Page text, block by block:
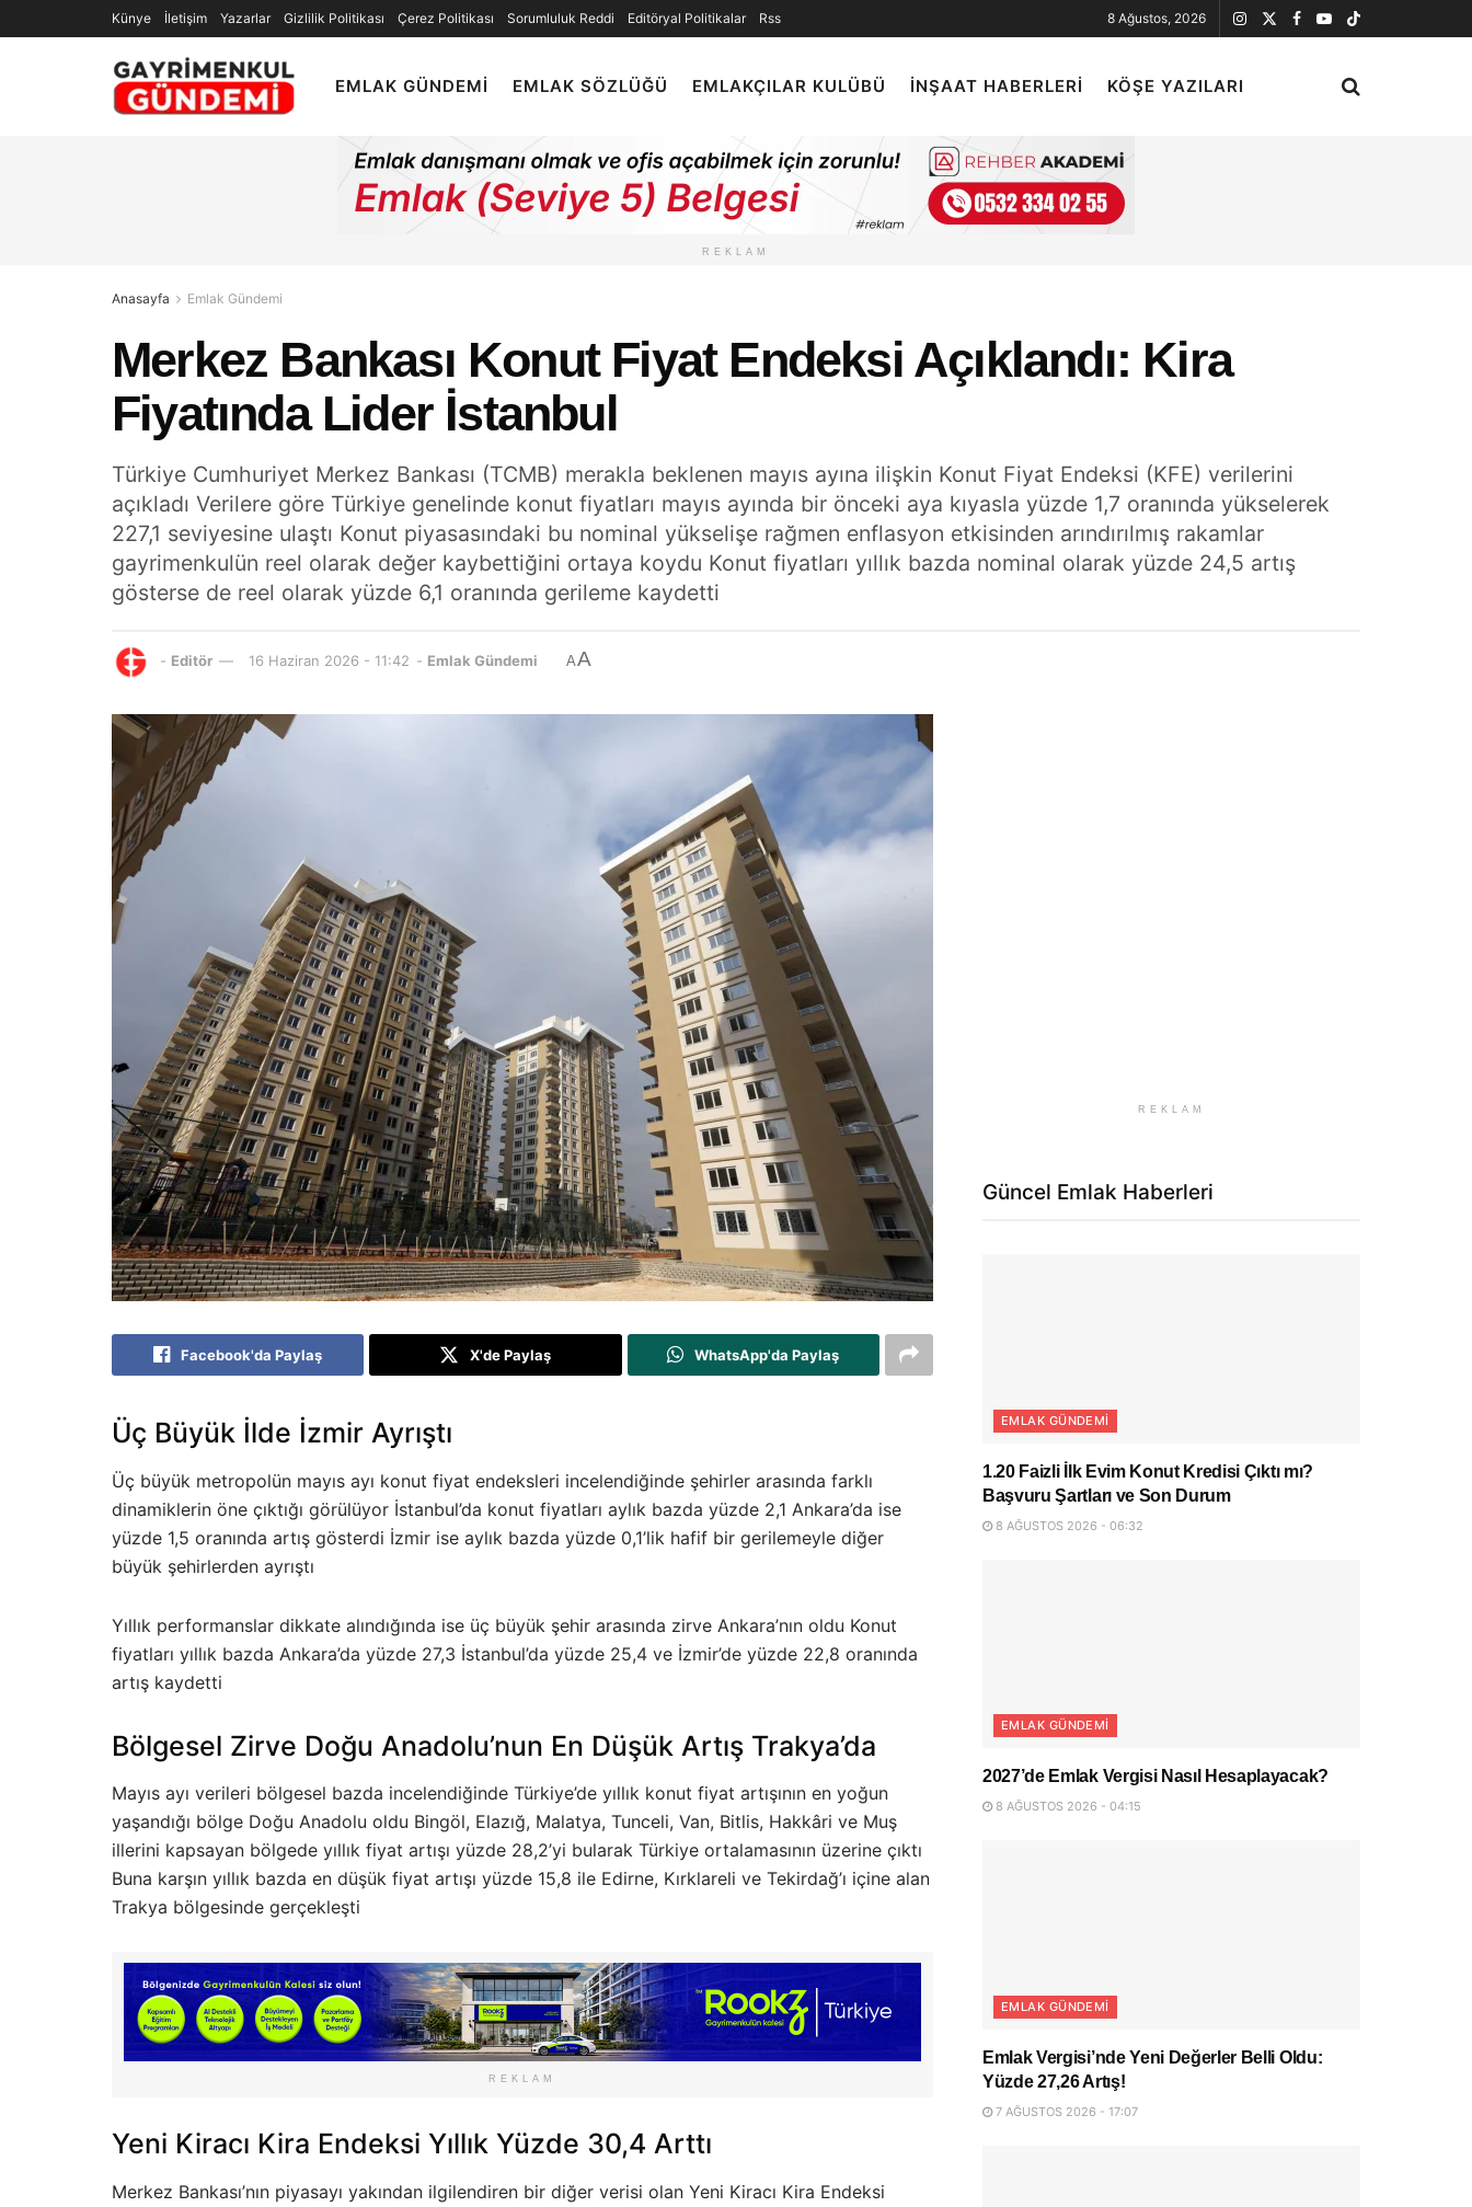
Künye İletişim Yazarlar Gizlilik Politikası Çerez Politikası Sorumluluk Reddi Editöryal Politikalar Rss 8 Ağustos, 2026
EMLAK GÜNDEMI EMLAK SÖZLÜĞÜ EMLAKÇILAR KULÜBÜ İNŞAAT HABERLERI KÖŞE YAZILARI
REKLAM
Anasayfa Emlak Gündemi
Merkez Bankası Konut Fiyat Endeksi Açıklandı: Kira
Fiyatında Lider İstanbul
Türkiye Cumhuriyet Merkez Bankası (TCMB) merakla beklenen mayıs ayına ilişkin Konut Fiyat Endeksi (KFE) verilerini
açıkladı Verilere göre Türkiye genelinde konut fiyatları mayıs ayında bir önceki aya kıyasla yüzde 1,7 oranında yükselerek
227,1 seviyesine ulaştı Konut piyasasındaki bu nominal yükselişe rağmen enflasyon etkisinden arındırılmış rakamlar
gayrimenkulün reel olarak değer kaybettiğini ortaya koydu Konut fiyatları yıllık bazda nominal olarak yüzde 24,5 artış
gösterse de reel olarak yüzde 6,1 oranında gerileme kaydetti
- Editör 16 Haziran 2026 - 11:42 - Emlak Gündemi AA
Facebook'da Paylaş X'de Paylaş WhatsApp'da Paylaş
Üç Büyük İlde İzmir Ayrıştı
Üç büyük metropolün mayıs ayı konut fiyat endeksleri incelendiğinde şehirler arasında farklı
dinamiklerin öne çıktığı görülüyor İstanbul’da konut fiyatları aylık bazda yüzde 2,1 Ankara’da ise
yüzde 1,5 oranında artış gösterdi İzmir ise aylık bazda yüzde 0,1’lik hafif bir gerilemeyle diğer
büyük şehirlerden ayrıştı
Yıllık performanslar dikkate alındığında ise üç büyük şehir arasında zirve Ankara’nın oldu Konut
fiyatları yıllık bazda Ankara’da yüzde 27,3 İstanbul’da yüzde 25,4 ve İzmir’de yüzde 22,8 oranında
artış kaydetti
Bölgesel Zirve Doğu Anadolu’nun En Düşük Artış Trakya’da
Mayıs ayı verileri bölgesel bazda incelendiğinde Türkiye’de yıllık konut fiyat artışının en yoğun
yaşandığı bölge Doğu Anadolu oldu Bingöl, Elazığ, Malatya, Tunceli, Van, Bitlis, Hakkâri ve Muş
illerini kapsayan bölgede yıllık fiyat artışı yüzde 28,2’yi bularak Türkiye ortalamasının üzerine çıktı
Buna karşın yıllık bazda en düşük fiyat artışı yüzde 15,8 ile Edirne, Kırklareli ve Tekirdağ’ı içine alan
Trakya bölgesinde gerçekleşti
REKLAM
Yeni Kiracı Kira Endeksi Yıllık Yüzde 30,4 Arttı
Merkez Bankası’nın piyasayı yakından ilgilendiren bir diğer verisi olan Yeni Kiracı Kira Endeksi
REKLAM
Güncel Emlak Haberleri
EMLAK GÜNDEMI
1.20 Faizli İlk Evim Konut Kredisi Çıktı mı?
Başvuru Şartları ve Son Durum
8 AĞUSTOS 2026 - 06:32
EMLAK GÜNDEMI
2027’de Emlak Vergisi Nasıl Hesaplayacak?
8 AĞUSTOS 2026 - 04:15
EMLAK GÜNDEMI
Emlak Vergisi’nde Yeni Değerler Belli Oldu:
Yüzde 27,26 Artış!
7 AĞUSTOS 2026 - 17:07